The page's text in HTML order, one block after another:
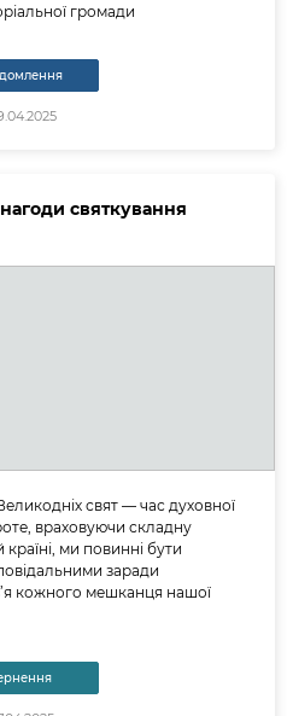
громади
святкування
свят — час духовної
враховуючи складну
ми повинні бути
заради
кожного мешканця нашої